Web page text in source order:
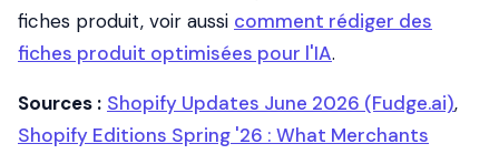
fiches produit, voir aussi comment rédiger des
fiches produit optimisées pour l'IA.
Sources : Shopify Updates June 2026 (Fudge.ai),
Shopify Editions Spring '26 : What Merchants